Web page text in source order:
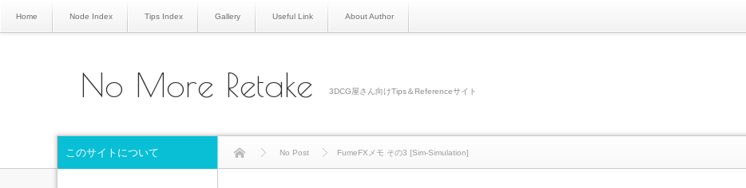
Home Node Index Tips Index Gallery Useful Link About Author
No More Retake 3DCG屋さん向けTips＆Referenceサイト
No Post FumeFXメモ その3 [Sim-Simulation]
このサイトについて